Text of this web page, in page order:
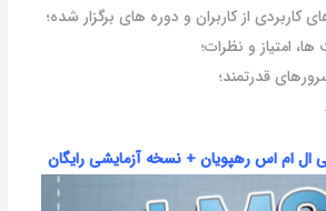
کاربردی از کاربران و دوره های برگزار شده؛
امتیاز و نظرات؛
قدرتمند؛
ال ام اس رهپویان + نسخه آزمایشی رایگان